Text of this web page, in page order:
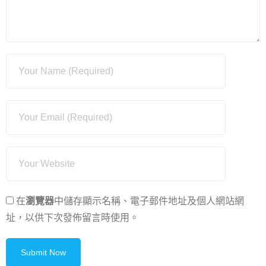
在瀏覽器中儲存顯示名稱、電子郵件地址及個人網站網
址，以供下次發佈留言時使用。